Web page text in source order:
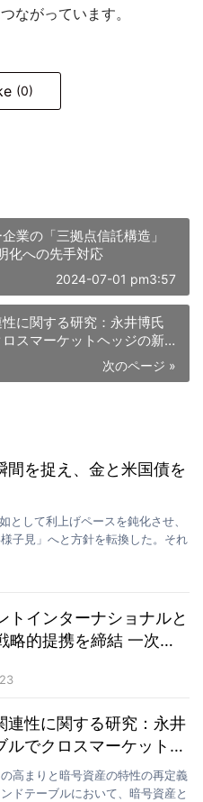
ながっています。
(0)
業の「三拠点信託構造」
化への先手対応
2024-07-01 pm3:57
に関する研究：永井博氏
スマーケットヘッジの新
次のページ »
を捉え、金と米国債を
として利上げペースを鈍化させ、
子見」へと方針を転換した。それ
トインターナショナルと
略的提携を締結 一次口
一層強化する
連性に関する研究：永井
でクロスマーケットヘ
案
高まりと暗号資産の特性の再定義
ドテーブルにおいて、暗号資産と